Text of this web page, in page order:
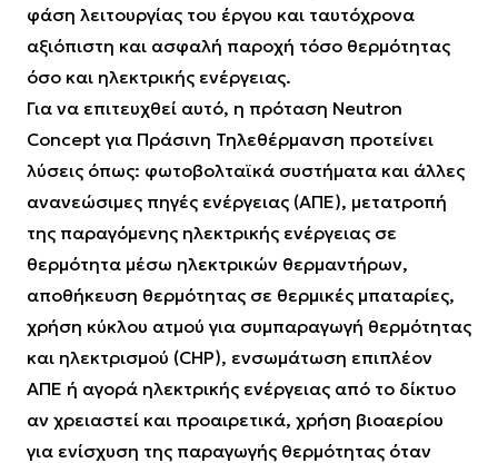
φάση λειτουργίας του έργου και ταυτόχρονα
αξιόπιστη και ασφαλή παροχή τόσο θερμότητας
όσο και ηλεκτρικής ενέργειας.
Για να επιτευχθεί αυτό, η πρόταση Neutron
Concept για Πράσινη Τηλεθέρμανση προτείνει
λύσεις όπως: φωτοβολταϊκά συστήματα και άλλες
ανανεώσιμες πηγές ενέργειας (ΑΠΕ), μετατροπή
της παραγόμενης ηλεκτρικής ενέργειας σε
θερμότητα μέσω ηλεκτρικών θερμαντήρων,
αποθήκευση θερμότητας σε θερμικές μπαταρίες,
χρήση κύκλου ατμού για συμπαραγωγή θερμότητας
και ηλεκτρισμού (CHP), ενσωμάτωση επιπλέον
ΑΠΕ ή αγορά ηλεκτρικής ενέργειας από το δίκτυο
αν χρειαστεί και προαιρετικά, χρήση βιοαερίου
για ενίσχυση της παραγωγής θερμότητας όταν